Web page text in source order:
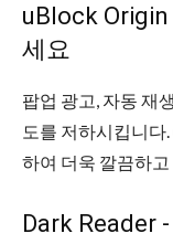
uBlock
세요
팝업 광고, 자동 재
도를 저하시킵니
하여 더욱 깔끔하
Dark Reader